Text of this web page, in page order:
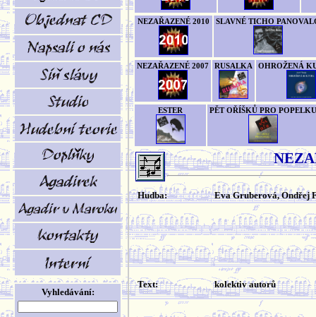
Vyhledávání:
NEZAŘAZENÉ 2010 SLAVNÉ TICHO
NEZAŘAZENÉ 2007 RUSALKA OHROŽENÁ
ESTER PĚT OŘÍŠKŮ PRO POPELKU
Hudba: Eva Gruberová, Ondřej
Text: kolektiv autorů